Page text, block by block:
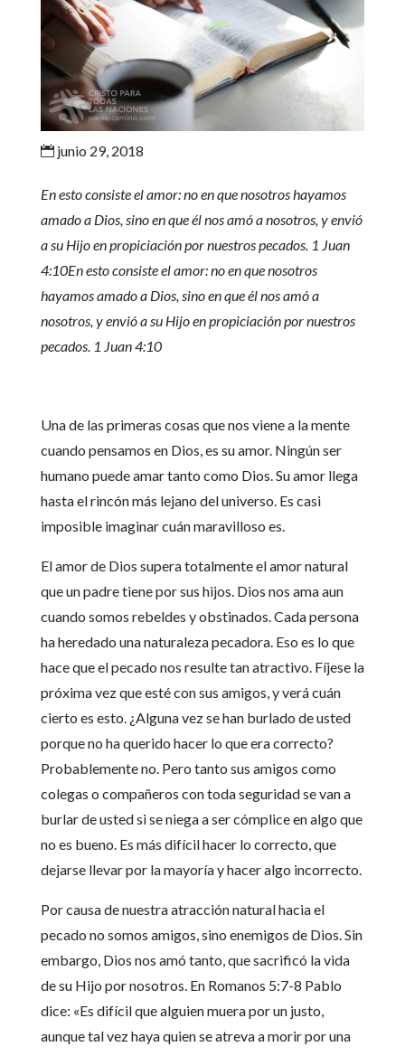
junio 29, 2018
En esto consiste el amor: no en que nosotros hayamos
amado a Dios, sino en que él nos amó a nosotros, y envió
a su Hijo en propiciación por nuestros pecados. 1 Juan
4:10En esto consiste el amor: no en que nosotros
hayamos amado a Dios, sino en que él nos amó a
nosotros, y envió a su Hijo en propiciación por nuestros
pecados. 1 Juan 4:10
Una de las primeras cosas que nos viene a la mente
cuando pensamos en Dios, es su amor. Ningún ser
humano puede amar tanto como Dios. Su amor llega
hasta el rincón más lejano del universo. Es casi
imposible imaginar cuán maravilloso es.
El amor de Dios supera totalmente el amor natural
que un padre tiene por sus hijos. Dios nos ama aun
cuando somos rebeldes y obstinados. Cada persona
ha heredado una naturaleza pecadora. Eso es lo que
hace que el pecado nos resulte tan atractivo. Fíjese la
próxima vez que esté con sus amigos, y verá cuán
cierto es esto. ¿Alguna vez se han burlado de usted
porque no ha querido hacer lo que era correcto?
Probablemente no. Pero tanto sus amigos como
colegas o compañeros con toda seguridad se van a
burlar de usted si se niega a ser cómplice en algo que
no es bueno. Es más difícil hacer lo correcto, que
dejarse llevar por la mayoría y hacer algo incorrecto.
Por causa de nuestra atracción natural hacia el
pecado no somos amigos, sino enemigos de Dios. Sin
embargo, Dios nos amó tanto, que sacrificó la vida
de su Hijo por nosotros. En Romanos 5:7-8 Pablo
dice: «Es difícil que alguien muera por un justo,
aunque tal vez haya quien se atreva a morir por una